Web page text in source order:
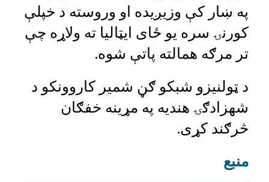
په ښار کې وزیږیده او وروسته د خپلې
کورنۍ سره یو ځای ایټالیا ته ولاړه چې
تر مرګه همالته پاتې شوه.
د ټولنیزو شبکو ګڼ شمیر کاروونکو د
شهزادګۍ هندیه په مړینه خفګان
څرګند کړی.
منبع